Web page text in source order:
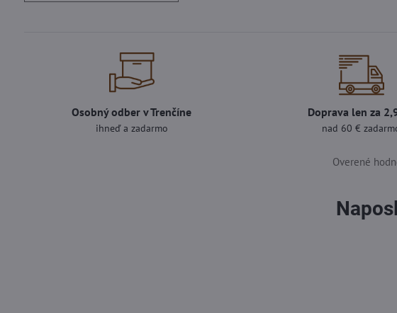
Osobný odber v Trenčíne
ihneď a zadarmo
Doprava len za
nad 60 €
Overené